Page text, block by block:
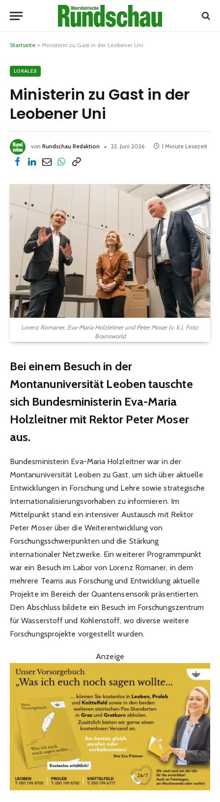
Startseite » Ministerin zu Gast in der Leobener Uni
LOKALES
Ministerin zu Gast in der
Leobener Uni
von Rundschau Redaktion 22. Juni 2026 1 Minute Lesezeit
Lorenz Romaner, Eva-Maria Holzleitner und Peter Moser (v. li.). Foto:
Brainsworld
Bei einem Besuch in der
Montanuniversität Leoben tauschte
sich Bundesministerin Eva-Maria
Holzleitner mit Rektor Peter Moser
aus.
Bundesministerin Eva-Maria Holzleitner war in der
Montanuniversität Leoben zu Gast, um sich über aktuelle
Entwicklungen in Forschung und Lehre sowie strategische
Internationalisierungsvorhaben zu informieren. Im
Mittelpunkt stand ein intensiver Austausch mit Rektor
Peter Moser über die Weiterentwicklung von
Forschungsschwerpunkten und die Stärkung
internationaler Netzwerke. Ein weiterer Programmpunkt
war ein Besuch im Labor von Lorenz Romaner, in dem
mehrere Teams aus Forschung und Entwicklung aktuelle
Projekte im Bereich der Quantensensorik präsentierten.
Den Abschluss bildete ein Besuch im Forschungszentrum
für Wasserstoff und Kohlenstoff, wo diverse weitere
Forschungsprojekte vorgestellt wurden.
Anzeige